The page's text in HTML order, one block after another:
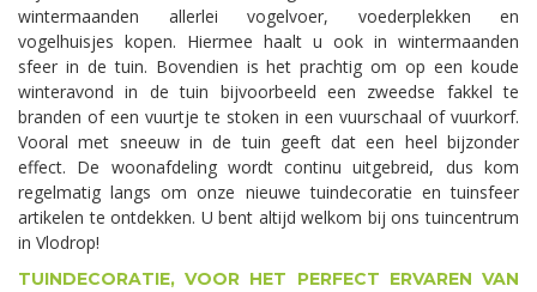
wintermaanden allerlei vogelvoer, voederplekken en
vogelhuisjes kopen. Hiermee haalt u ook in wintermaanden
sfeer in de tuin. Bovendien is het prachtig om op een koude
winteravond in de tuin bijvoorbeeld een zweedse fakkel te
branden of een vuurtje te stoken in een vuurschaal of vuurkorf.
Vooral met sneeuw in de tuin geeft dat een heel bijzonder
effect. De woonafdeling wordt continu uitgebreid, dus kom
regelmatig langs om onze nieuwe tuindecoratie en tuinsfeer
artikelen te ontdekken. U bent altijd welkom bij ons tuincentrum
in Vlodrop!
TUINDECORATIE, VOOR HET PERFECT ERVAREN VAN